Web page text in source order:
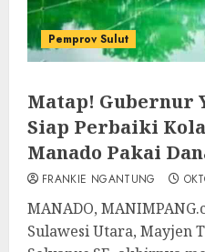
Pemprov Sulut
Matap! Gubernur
Siap Perbaiki
Manado Pakai
FRANKIE NGANTUNG
MANADO,
Sulawesi Utara, Mayjen